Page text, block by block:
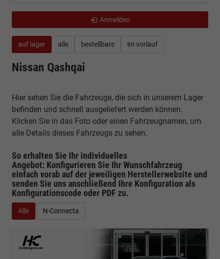
auf lager alle bestellbare im vorlauf
Nissan Qashqai
Hier sehen Sie die Fahrzeuge, die sich in unserem Lager
befinden und schnell ausgeliefert werden können.
Klicken Sie in das Foto oder einen Fahrzeugnamen, um
alle Details dieses Fahrzeugs zu sehen.
So erhalten Sie Ihr individuelles
Angebot: Konfigurieren Sie Ihr Wunschfahrzeug
einfach vorab auf der jeweiligen Herstellerwebsite und
senden Sie uns anschließend Ihre Konfiguration als
Konfigurationscode oder PDF zu.
Alle N-Connecta
Anmelden